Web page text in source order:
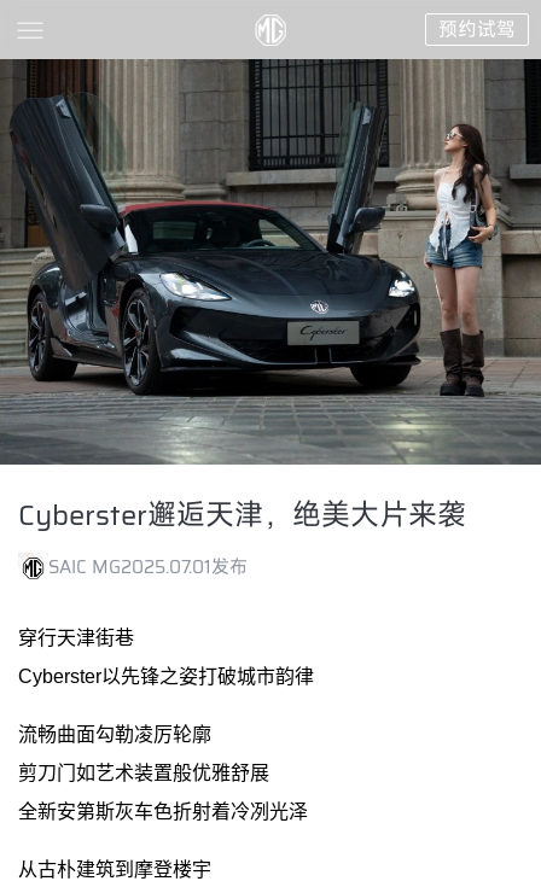
预约试驾
Cyberster邂逅天津，绝美大片来袭
SAIC MG2025.07.01发布
穿行天津街巷
Cyberster以先锋之姿打破城市韵律
流畅曲面勾勒凌厉轮廓
剪刀门如艺术装置般优雅舒展
全新安第斯灰车色折射着冷冽光泽
从古朴建筑到摩登楼宇